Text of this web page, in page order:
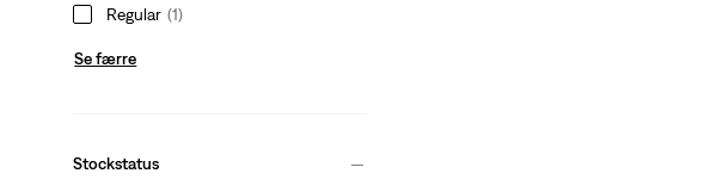
Regular (1)
Se færre
Stockstatus